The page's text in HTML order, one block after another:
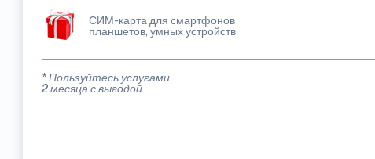
СИМ-карта для смартфонов
планшетов, умных устройств
* Пользуйтесь услугами
2 месяца с выгодой